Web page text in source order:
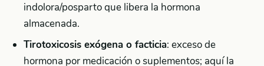
indolora/posparto que libera la hormona
almacenada.
Tirotoxicosis exógena o facticia: exceso de
hormona por medicación o suplementos; aquí la